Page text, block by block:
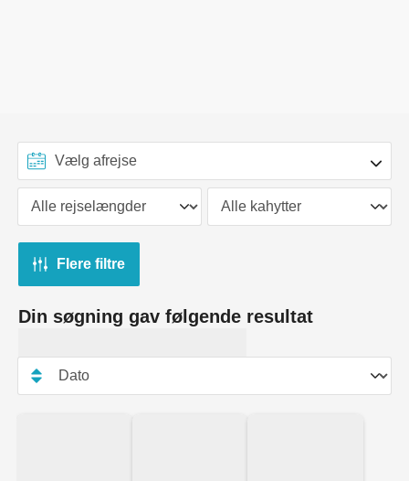
Flere filtre
Din søgning gav følgende resultat